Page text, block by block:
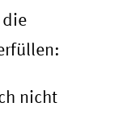
die
nicht